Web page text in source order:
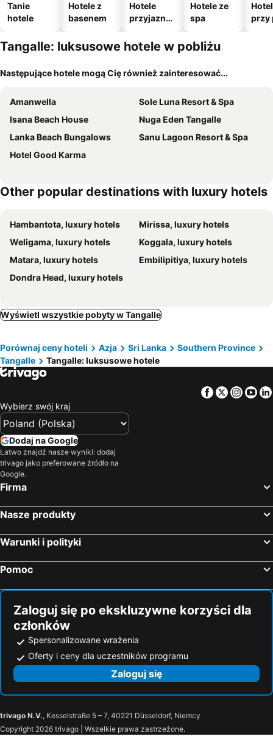
Tanie
hotele
Hotele z
basenem
Hotele
przyjazne
m
Hotele ze
spa
przy
Tangalle: luksusowe hotele w pobliżu
Następujące hotele mogą Cię również zainteresować...
Amanwella
Sole Luna Resort & Spa
Isana Beach House
Nuga Eden Tangalle
Lanka Beach Bungalows
Sanu Lagoon Resort & Spa
Hotel Good Karma
Other popular destinations with luxury hotels
Hambantota, luxury hotels
Mirissa, luxury hotels
Weligama, luxury hotels
Koggala, luxury hotels
Matara, luxury hotels
Embilipitiya, luxury hotels
Dondra Head, luxury hotels
Wyświetl wszystkie pobyty w Tangalle
Porównaj ceny hoteli Azja Sri Lanka
Southern Province
Tangalle
Tangalle: luksusowe hotele
Facebook
Twitter
Wybierz swój kraj
Dodaj na Google
Łatwo znajdź nasze wyniki: dodaj
trivago jako preferowane źródło na
Google.
Firma
Nasze produkty
Warunki i polityki
Pomoc
Zaloguj się po ekskluzywne korzyści dla
członków
Spersonalizowane wrażenia
Oferty i ceny dla uczestników programu
Zaloguj się
trivago N.V., Kesselstraße 5 – 7, 40221 Düsseldorf, Niemcy
Copyright 2026 trivago | Wszelkie prawa zastrzeżone.